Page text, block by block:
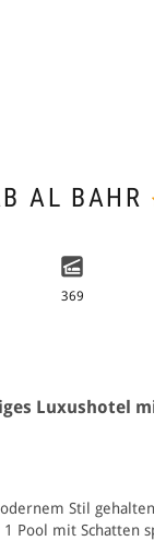
AL BAHR
369
Luxushotel
Stil
Pool mit Schatten